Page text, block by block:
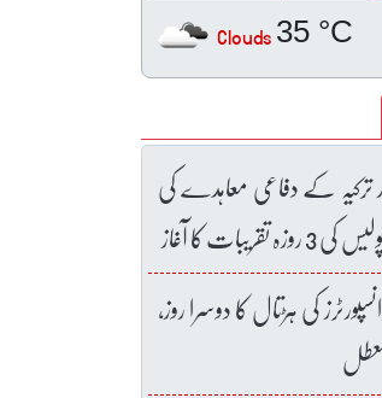
35 °C
Clouds
ترکیہ کے دفاعی معاہدے کی
کا آغاز
کی ہڑتال کا دوسرا روز،